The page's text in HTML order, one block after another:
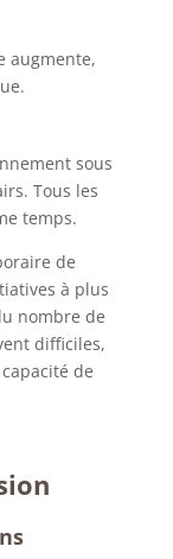
augmente,
sous
Tous les
temps.
de
à plus
nombre de
difficiles,
de